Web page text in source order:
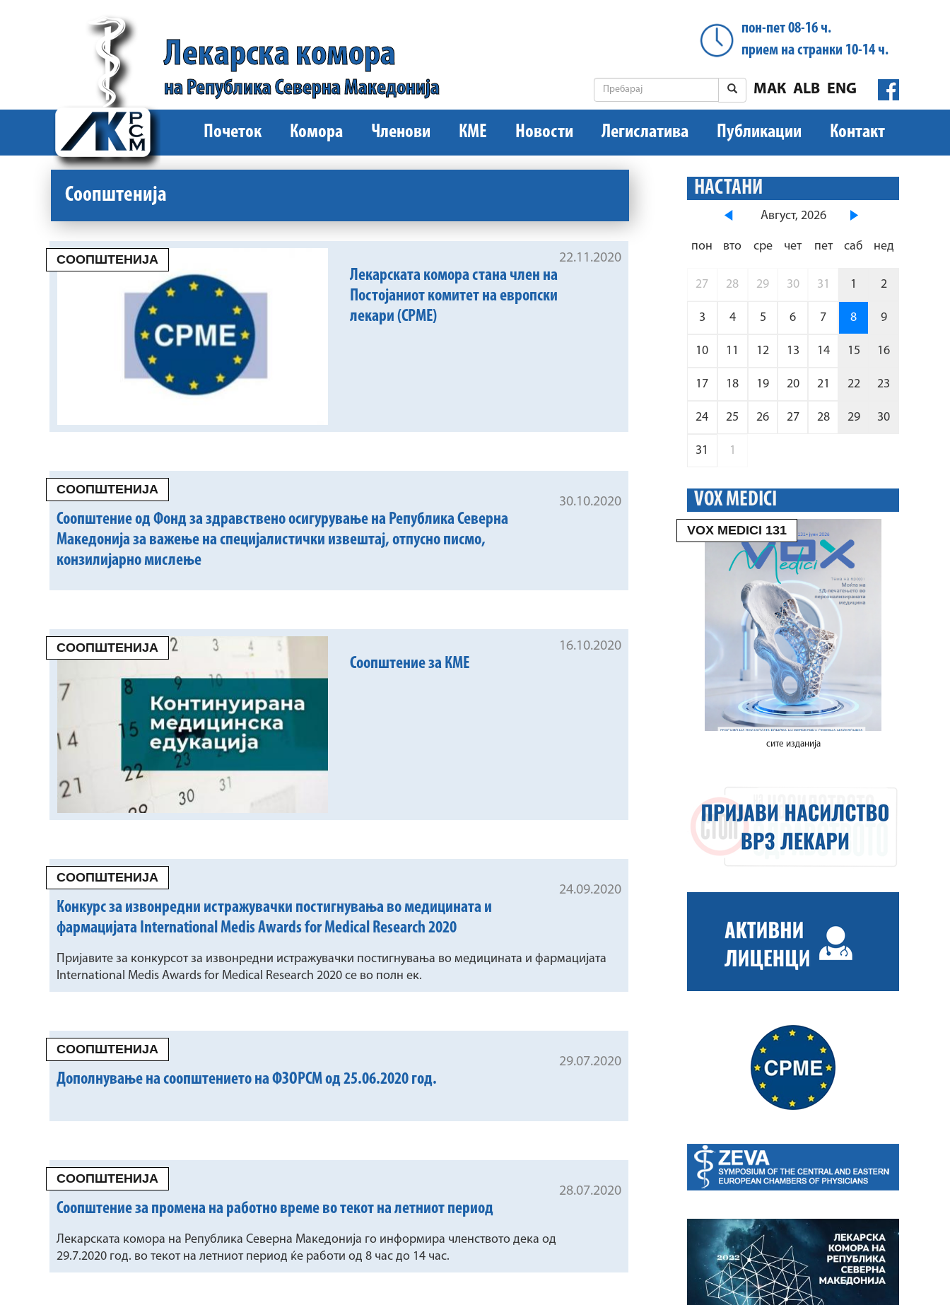
Лекарска комора
на Република Северна Македонија
пон-пет 08-16 ч.
прием на странки 10-14 ч.
ENG
ALB
МАК
Почеток Комора Членови КМЕ Новости Легислатива Публикации Контакт
Соопштенија
СООПШТЕНИЈА 22.11.2020
Лекарската комора стана член на
Постојаниот комитет на европски
лекари (CPME)
СООПШТЕНИЈА
30.10.2020
Соопштение од Фонд за здравствено осигурување на Република Северна
Македонија за важење на специјалистички извештај, отпусно писмо,
конзилијарно мислење
СООПШТЕНИЈА 16.10.2020
Соопштение за КМЕ
СООПШТЕНИЈА
24.09.2020
Конкурс за извонредни истражувачки постигнувања во медицината и
фармацијата International Medis Awards for Medical Research 2020
Пријавите за конкурсот за извонредни истражувачки постигнувања во медицината и фармацијата
International Medis Awards for Medical Research 2020 се во полн ек.
СООПШТЕНИЈА
29.07.2020
Дополнување на соопштението на ФЗОРСМ од 25.06.2020 год.
СООПШТЕНИЈА
28.07.2020
Соопштение за промена на работно време во текот на летниот период
Лекарската комора на Република Северна Македонија го информира членството дека од
29.7.2020 год. во текот на летниот период ќе работи од 8 час до 14 час.
НАСТАНИ
Август, 2026
пон вто сре чет пет саб нед
27 28 29 30 31 1 2
3 4 5 6 7 8 9
10 11 12 13 14 15 16
17 18 19 20 21 22 23
24 25 26 27 28 29 30
31 1
VOX MEDICI
VOX MEDICI 131
сите изданија